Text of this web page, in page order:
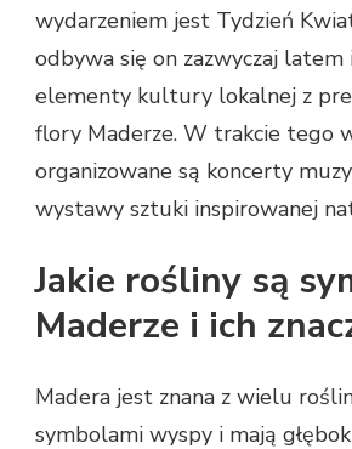
wydarzeniem jest Tydzień
odbywa się on zazwyczaj latem
elementy kultury lokalnej z
flory Maderze. W trakcie tego
organizowane są koncerty
wystawy sztuki inspirowanej
Jakie rośliny są
Maderze i ich
Madera jest znana z wielu
symbolami wyspy i mają